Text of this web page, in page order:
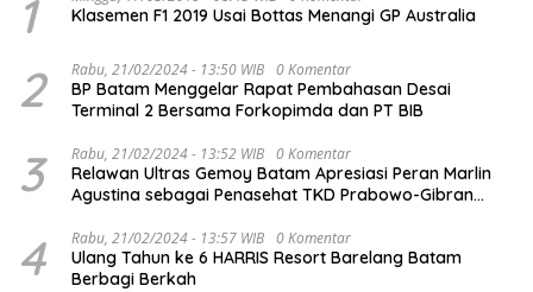
1 Klasemen F1 2019 Usai Bottas Menangi GP Australia
2 Rabu, 21/02/2024 - 13:50 WIB 0 Komentar
BP Batam Menggelar Rapat Pembahasan Desai
Terminal 2 Bersama Forkopimda dan PT BIB
3 Rabu, 21/02/2024 - 13:52 WIB 0 Komentar
Relawan Ultras Gemoy Batam Apresiasi Peran Marlin
Agustina sebagai Penasehat TKD Prabowo-Gibran
4 Rabu, 21/02/2024 - 13:57 WIB 0 Komentar
Ulang Tahun ke 6 HARRIS Resort Barelang Batam
Berbagi Berkah